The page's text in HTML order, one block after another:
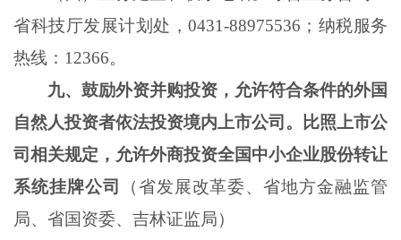
省科技厅发展计划处， 0431-88975536；纳税服务
热线：12366。
九、鼓励外资并购投资，允许符合条件的外国
自然人投资者依法投资境内上市公司。比照上市公
司相关规定，允许外商投资全国中小企业股份转让
系统挂牌公司
（省发展改革委、省地方金融监管
局、省国资委、吉林证监局）